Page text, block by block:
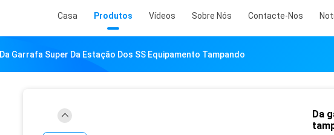
Casa Produtos Vídeos Sobre Nós Contacte-Nos
Da Garrafa Super Da Estação Dos SS Equipamento Tampando
Da